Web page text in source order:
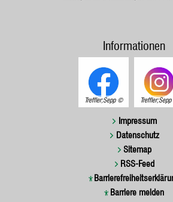
Informationen
Treffler;Sepp Treffler;Sepp
Impressum
Datenschutz
Sitemap
RSS-Feed
Barriere melden